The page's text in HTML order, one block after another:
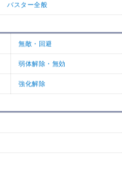
バスター全般
無敵・回避
弱体解除・無効
強化解除